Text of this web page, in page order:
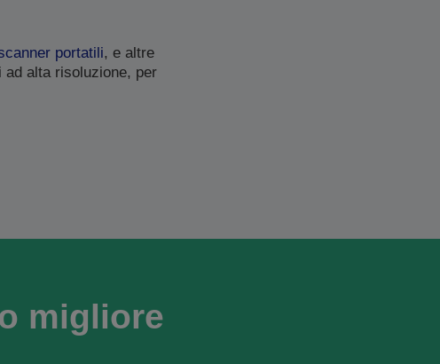
portatili, e altre
ad alta risoluzione, per
migliore